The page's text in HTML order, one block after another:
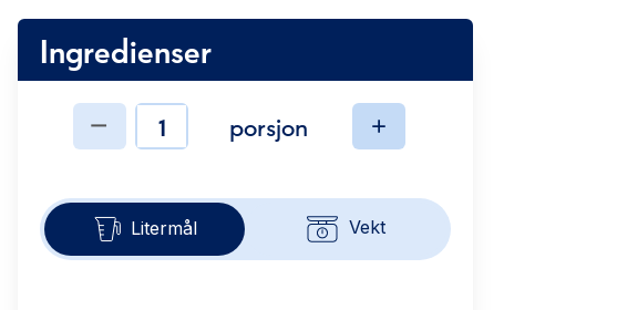
Ingredienser
Ingredienserporsjon
Litermål Vekt